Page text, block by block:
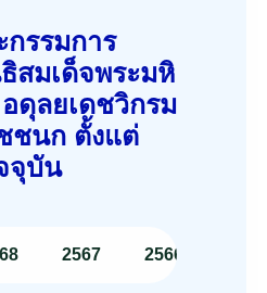
รรมการ
สมเด็จพระมหิ
ดุลยเดชวิกรม
ชนก ตั้งแต่
จุบัน
2567 2566